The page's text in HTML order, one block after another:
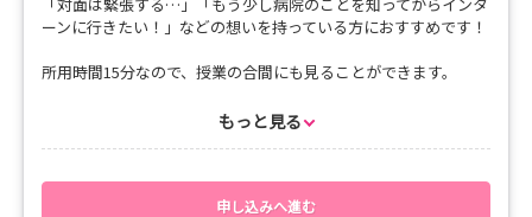
ーンに行きたい！」などの想いを持っている方におすすめです！
所用時間15分なので、授業の合間にも見ることができます。
もっと見る
申し込みへ進む